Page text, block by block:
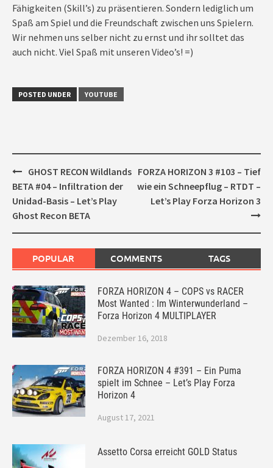
Fähigkeiten (Skill’s) zu präsentieren. Sondern lediglich um
Spaß am Spiel und die Freundschaft zwischen uns Spielern.
Wir nehmen uns selber nicht zu ernst und ihr solltet das
auch nicht. Viel Spaß mit unseren Video’s! =)
POSTED UNDER YOUTUBE
Post
navigation
GHOST RECON Wildlands
BETA #04 – Infiltration der
Unidad-Basis – Let’s Play
Ghost Recon BETA
FORZA HORIZON 3 #103 – Tief
wie ein Schneepflug – RTDT –
Let’s Play Forza Horizon 3
POPULAR COMMENTS TAGS
FORZA HORIZON 4 – COPS vs RACER
Most Wanted : Im Winterwunderland –
Forza Horizon 4 MULTIPLAYER
Dezember 16, 2018
FORZA HORIZON 4 #391 – Ein Puma
spielt im Schnee – Let’s Play Forza
Horizon 4
August 17, 2021
Assetto Corsa erreicht GOLD Status